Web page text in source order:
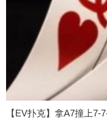
【EV扑克】拿A7撞上